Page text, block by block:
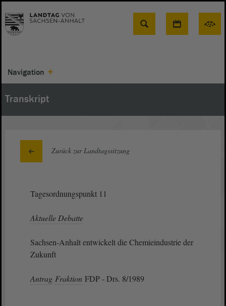
Suche
Navigation
Transkript
Zurück zur Landtagssitzung
Tagesordnungspunkt 11
Aktuelle Debatte
Sachsen-Anhalt entwickelt die Chemieindustrie der
Zukunft
Antrag Fraktion FDP - Drs. 8/1989